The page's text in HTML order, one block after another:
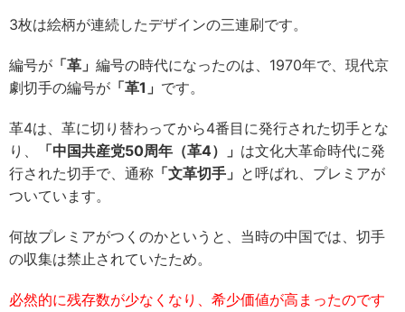
3枚は絵柄が連続したデザインの三連刷です。
編号が 「革」 編号の時代になったのは、1970年で、現代京
劇切手の編号が 「革1」 です。
革4は、革に切り替わってから4番目に発行された切手とな
り、
「中国共産党50周年（革4）」 は文化大革命時代に発
行された切手で、通称 「文革切手」 と呼ばれ、プレミアが
ついています。
何故プレミアがつくのかというと、当時の中国では、切手
の収集は禁止されていたため。
必然的に残存数が少なくなり、希少価値が高まったのです